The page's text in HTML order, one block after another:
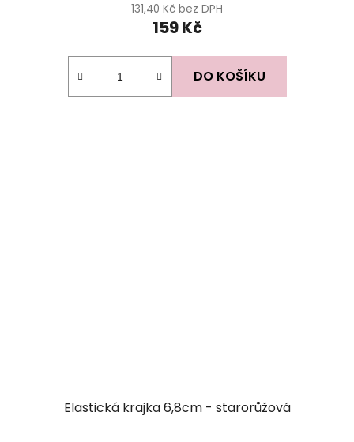
131,40 Kč bez DPH
159 Kč
DO KOŠÍKU
Elastická krajka 6,8cm - starorůžová